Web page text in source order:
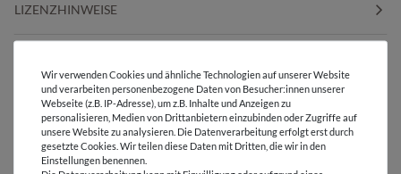
LIZENZHINWEISE
HERSTELLERINFORMATIONEN
Wir verwenden Cookies und ähnliche Technologien auf unserer Website
und verarbeiten personenbezogene Daten von Besucher:innen unserer
Webseite (z.B. IP-Adresse), um z.B. Inhalte und Anzeigen zu
personalisieren, Medien von Drittanbietern einzubinden oder Zugriffe auf
unsere Website zu analysieren. Die Datenverarbeitung erfolgt erst durch
gesetzte Cookies. Wir teilen diese Daten mit Dritten, die wir in den
Einstellungen benennen.